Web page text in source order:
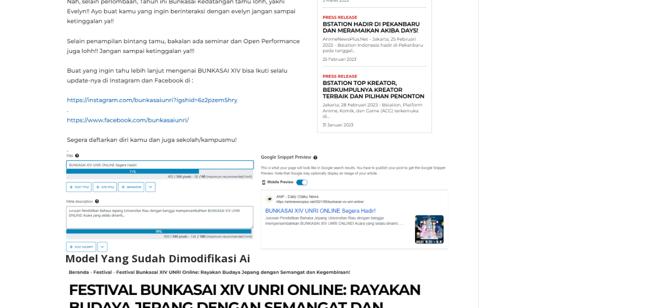
Model Yang Sudah Dimodifikasi Ai